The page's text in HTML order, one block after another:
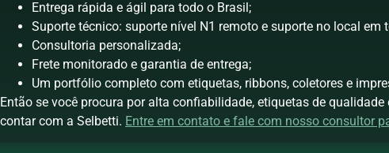
Entrega rápida e ágil para todo o Brasil;
Suporte técnico: suporte nível N1 remoto e suporte no local em
Consultoria personalizada;
Frete monitorado e garantia de entrega;
Um portfólio completo com etiquetas, ribbons, coletores e
Então se você procura por alta confiabilidade, etiquetas de
contar com a Selbetti. Entre em contato e fale com nosso consultor